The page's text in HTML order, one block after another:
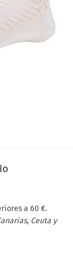
a 60 €.
Ceuta y